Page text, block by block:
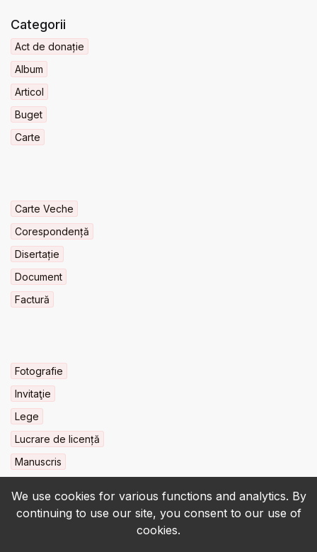
We use cookies for various functions and analytics. By
continuing to use our site, you consent to our use of
cookies.
Categorii
Act de donație
Album
Articol
Buget
Carte
Carte Veche
Corespondență
Disertație
Document
Factură
Fotografie
Invitaţie
Lege
Lucrare de licență
Manuscris